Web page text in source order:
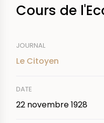
Cours de
JOURNAL
Le Citoyen
DATE
22 novembre 1928